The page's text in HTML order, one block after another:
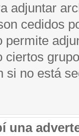
adjuntar
cedidos
permite
ciertos
si no está
una